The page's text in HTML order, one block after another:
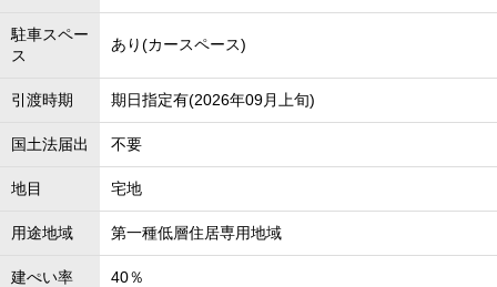
駐車スペー
ス
あり(カースペース)
引渡時期 期日指定有(2026年09月上旬)
国土法届出 不要
地目 宅地
用途地域 第一種低層住居専用地域
建ぺい率 40％